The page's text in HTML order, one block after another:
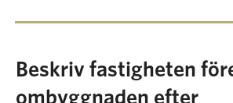
Beskriv fastigheten
ombyggnaden efter